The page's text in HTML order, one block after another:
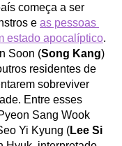
começa a ser
e as pessoas
estado apocalíptico.
Soon (Song Kang)
residentes de
sobreviver
Entre esses
Sang Wook
Yi Kyung (Lee Si